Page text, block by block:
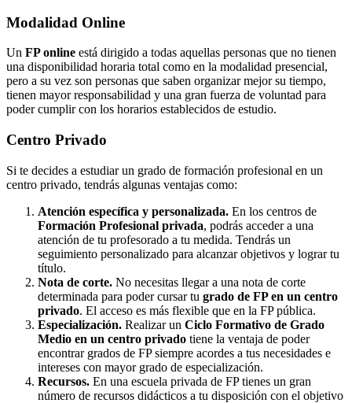
Modalidad Online
Un FP online está dirigido a todas aquellas personas que no tienen
una disponibilidad horaria total como en la modalidad presencial,
pero a su vez son personas que saben organizar mejor su tiempo,
tienen mayor responsabilidad y una gran fuerza de voluntad para
poder cumplir con los horarios establecidos de estudio.
Centro Privado
Si te decides a estudiar un grado de formación profesional en un
centro privado, tendrás algunas ventajas como:
Atención específica y personalizada. En los centros de
Formación Profesional privada, podrás acceder a una
atención de tu profesorado a tu medida. Tendrás un
seguimiento personalizado para alcanzar objetivos y lograr tu
título.
Nota de corte. No necesitas llegar a una nota de corte
determinada para poder cursar tu grado de FP en un centro
privado. El acceso es más flexible que en la FP pública.
Especialización. Realizar un Ciclo Formativo de Grado
Medio en un centro privado tiene la ventaja de poder
encontrar grados de FP siempre acordes a tus necesidades e
intereses con mayor grado de especialización.
Recursos. En una escuela privada de FP tienes un gran
número de recursos didácticos a tu disposición con el objetivo